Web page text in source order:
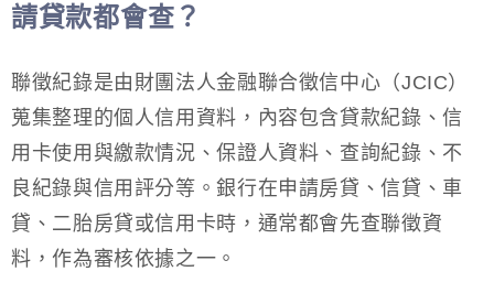
請貸款都會查？
聯徵紀錄是由財團法人金融聯合徵信中心（JCIC）
蒐集整理的個人信用資料，內容包含貸款紀錄、信
用卡使用與繳款情況、保證人資料、查詢紀錄、不
良紀錄與信用評分等。銀行在申請房貸、信貸、車
貸、二胎房貸或信用卡時，通常都會先查聯徵資
料，作為審核依據之一。